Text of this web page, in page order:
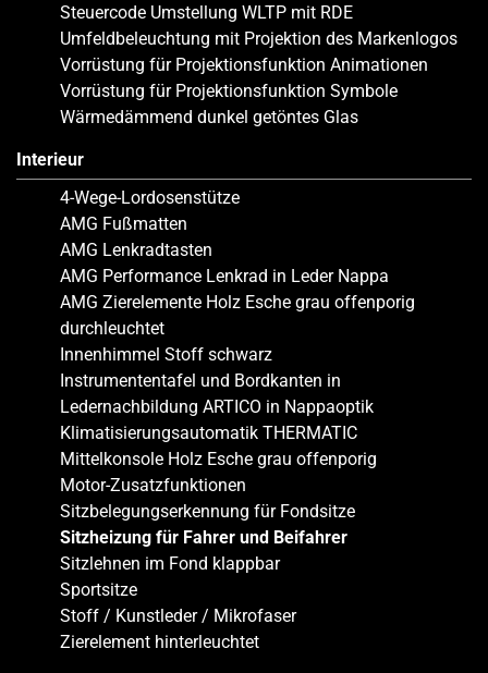
Steuercode Umstellung WLTP mit RDE
Umfeldbeleuchtung mit Projektion des Markenlogos
Vorrüstung für Projektionsfunktion Animationen
Vorrüstung für Projektionsfunktion Symbole
Wärmedämmend dunkel getöntes Glas
Interieur
4-Wege-Lordosenstütze
AMG Fußmatten
AMG Lenkradtasten
AMG Performance Lenkrad in Leder Nappa
AMG Zierelemente Holz Esche grau offenporig
durchleuchtet
Innenhimmel Stoff schwarz
Instrumententafel und Bordkanten in
Ledernachbildung ARTICO in Nappaoptik
Klimatisierungsautomatik THERMATIC
Mittelkonsole Holz Esche grau offenporig
Motor-Zusatzfunktionen
Sitzbelegungserkennung für Fondsitze
Sitzheizung für Fahrer und Beifahrer
Sitzlehnen im Fond klappbar
Sportsitze
Stoff / Kunstleder / Mikrofaser
Zierelement hinterleuchtet